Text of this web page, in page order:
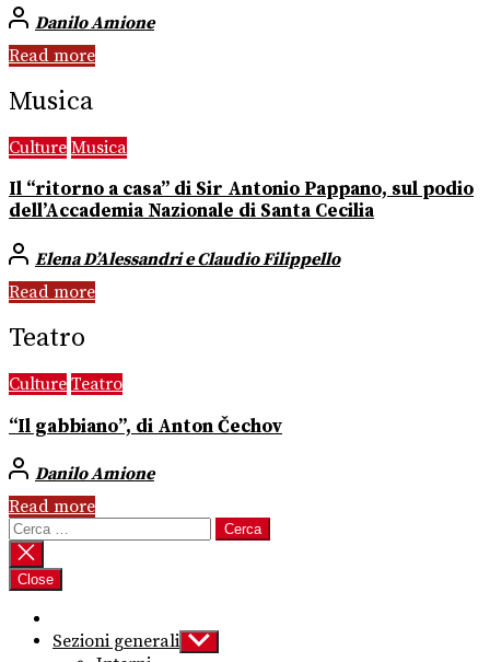
Danilo Amione
Read more
Musica
Culture Musica
Il “ritorno a casa” di Sir Antonio Pappano, sul podio
dell’Accademia Nazionale di Santa Cecilia
Elena D’Alessandri e Claudio Filippello
Read more
Teatro
Culture Teatro
“Il gabbiano”, di Anton Čechov
Danilo Amione
Read more
Ricerca
per:
Close
Sezioni generali Show
sub